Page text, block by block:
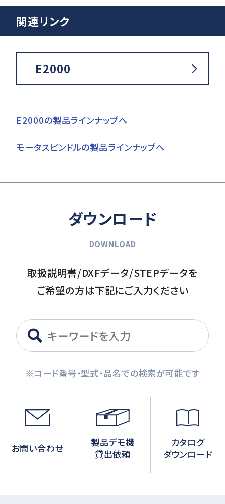
関連リンク
E2000
E2000の製品ラインナップへ
モータスピンドルの製品ラインナップへ
ダウンロード
DOWNLOAD
取扱説明書/DXFデータ/STEPデータを
ご希望の方は下記にご入力ください
※コード番号・型式・品名での検索が可能です
お問い合わせ
製品デモ機
貸出依頼
カタログ
ダウンロード